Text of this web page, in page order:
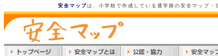
安全マップは、小学校で作成している通学路の安全マップ